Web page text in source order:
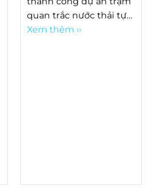
quan trắc nước thải tự
động, liên tục tại Dự án
hệ thống xử lý nước
Xem thêm ››